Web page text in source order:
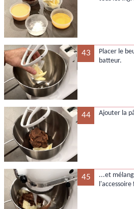
43
Placer le
batteur.
44 Ajouter la
45
...et
l'accessoire